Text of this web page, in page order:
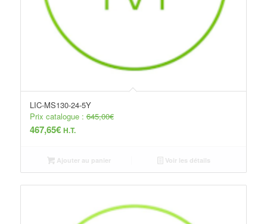
LIC-MS130-24-5Y
Prix catalogue :645,00€
467,65€ H.T.
Ajouter au panier Voir les détails